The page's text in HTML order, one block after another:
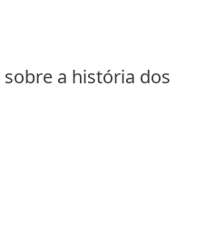
a história dos